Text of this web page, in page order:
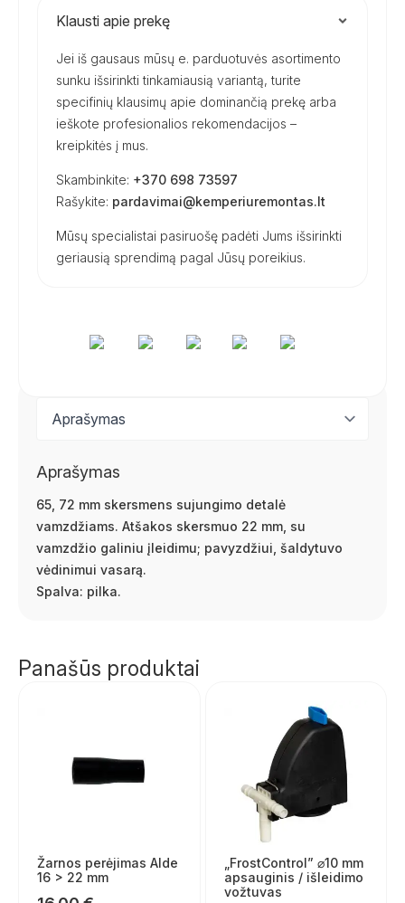
Klausti apie prekę
Jei iš gausaus mūsų e. parduotuvės asortimento
sunku išsirinkti tinkamiausią variantą, turite
specifinių klausimų apie dominančią prekę arba
ieškote profesionalios rekomendacijos –
kreipkitės į mus.
Skambinkite: +370 698 73597
Rašykite: pardavimai@kemperiuremontas.lt
Mūsų specialistai pasiruošę padėti Jums išsirinkti
geriausią sprendimą pagal Jūsų poreikius.
Aprašymas
65, 72 mm skersmens sujungimo detalė
vamzdžiams. Atšakos skersmuo 22 mm, su
vamzdžio galiniu įleidimu; pavyzdžiui, šaldytuvo
vėdinimui vasarą.
Spalva: pilka.
Panašūs produktai
Žarnos perėjimas Alde
16 > 22 mm
„FrostControl” ⌀10 mm
apsauginis / išleidimo
vožtuvas